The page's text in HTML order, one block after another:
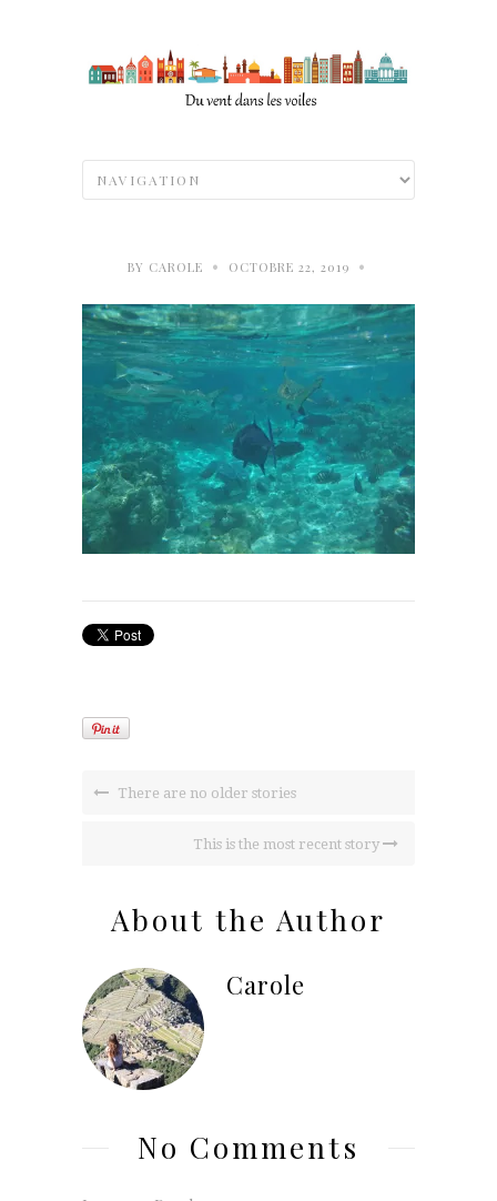
BY CAROLE • OCTOBRE 22, 2019 •
There are no older stories
This is the most recent story
About the Author
Carole
No Comments